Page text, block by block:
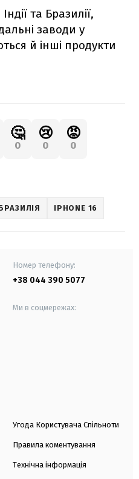
та Бразилії,
заводи у
й інші продукти
🤔
0
😢
0
😡
0
IPHONE 16
Номер телефону:
+38 044 390 5077
Ми в соцмережах:
Угода Користувача Спільноти
Правила коментування
Технічна інформація